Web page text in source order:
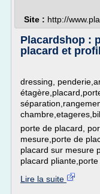
Site : http://
Placardshop :
placard et
dressing,
porte de placard,
mesure,porte de
placard sur mesure
placard pliante,porte
Lire la suite